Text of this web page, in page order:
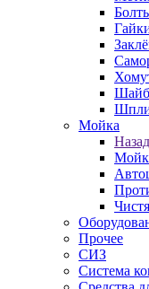
Мойка
Назад
Прочее
СИЗ
Система